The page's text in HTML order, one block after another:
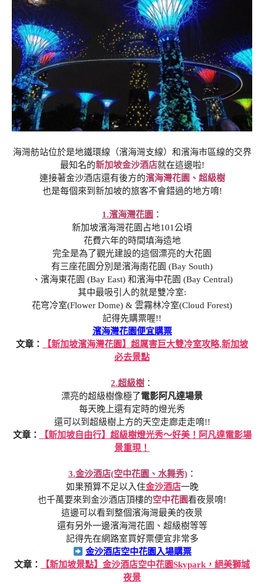
海灣舫站位於是地鐵環線（濱海灣支線）和濱海市區線的交界
最知名的新加坡金沙酒店就在這邊啦!
連接著金沙酒店還有後方的濱海灣花園、超級樹
也是每個來到新加坡的旅客不會錯過的地方唷!
1.濱海灣花園 ：
新加坡濱海灣花園占地101公頃
花費六年的時間填海造地
完全是為了觀光建設的這個漂亮的大花園
有三座花園分別是濱海南花園 (Bay South)
、濱海東花園 (Bay East) 和濱海中花園 (Bay Central)
其中最吸引人的就是雙冷室:
花穹冷室(Flower Dome) & 雲霧林冷室(Cloud Forest)
記得先購票喔!!
濱海灣花園便宜購票
文章：
【新加坡濱海灣花園】超厲害巨大雙冷室攻略,新加坡
必去景點
2.超級樹 ：
漂亮的超級樹像極了電影阿凡達場景
每天晚上還有定時的燈光秀
還可以到超級樹上方的天空走廊走走唷!!
文章：
【新加坡自由行】超級樹燈光秀～好美！阿凡達電影場
景重現！
3.金沙酒店(空中花園、水舞秀)：
如果預算不足以入住金沙酒店一晚
也千萬要來到金沙酒店頂樓的空中花園看夜景唷!
這邊可以看到整個濱海灣最美的夜景
還有另外一邊濱海灣花園、超級樹等等
記得先在網路室買好票便宜非常多
金沙酒店空中花園入場購票
文章：
【新加坡景點】金沙酒店空中花園Skypark，絕美獅城
夜景